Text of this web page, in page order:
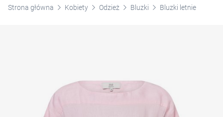
Strona główna Kobiety Odzież Bluzki Bluzki letnie